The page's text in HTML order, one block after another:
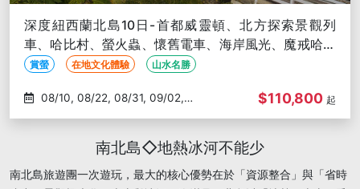
深度紐西蘭北島10日-首都威靈頓、北方探索景觀列
車、哈比村、螢火蟲、懷舊電車、海岸風光、魔戒哈比
人午餐
賞螢 在地文化體驗 山水名勝
09/09
$110,800 起
南北島◇地熱冰河不能少
南北島旅遊團一次遊玩，最大的核心優勢在於「資源整合」與「省時